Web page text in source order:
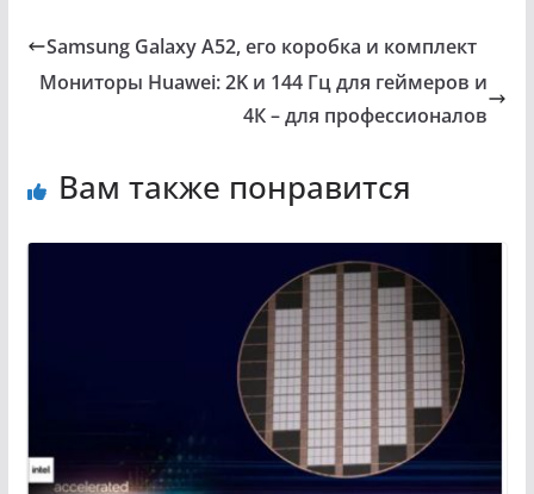
Samsung Galaxy A52, его коробка и комплект
Мониторы Huawei: 2K и 144 Гц для геймеров и
4К – для профессионалов
Вам также понравится